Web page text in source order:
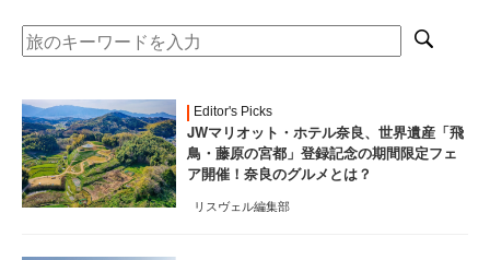
Editor's Picks
JWマリオット・ホテル奈良、世界遺産「飛
鳥・藤原の宮都」登録記念の期間限定フェ
ア開催！奈良のグルメとは？
リスヴェル編集部